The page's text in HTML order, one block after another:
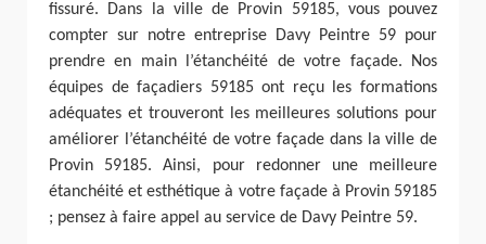
fissuré. Dans la ville de Provin 59185, vous pouvez
compter sur notre entreprise Davy Peintre 59 pour
prendre en main l’étanchéité de votre façade. Nos
équipes de façadiers 59185 ont reçu les formations
adéquates et trouveront les meilleures solutions pour
améliorer l’étanchéité de votre façade dans la ville de
Provin 59185. Ainsi, pour redonner une meilleure
étanchéité et esthétique à votre façade à Provin 59185
; pensez à faire appel au service de Davy Peintre 59.